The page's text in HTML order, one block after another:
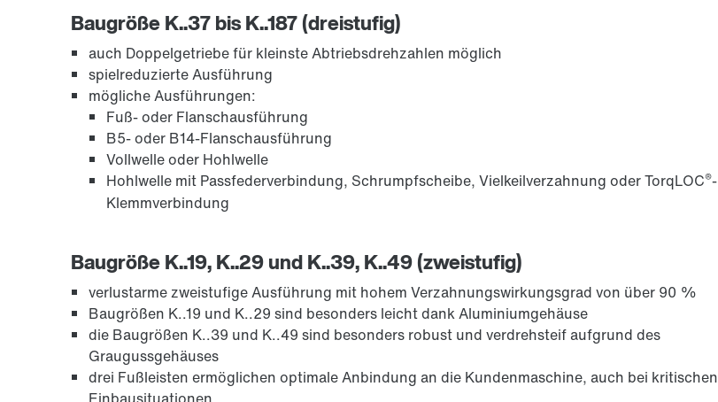
Baugröße K..37 bis K..187 (dreistufig)
auch Doppelgetriebe für kleinste Abtriebsdrehzahlen möglich
spielreduzierte Ausführung
mögliche Ausführungen:
Fuß- oder Flanschausführung
B5- oder B14-Flanschausführung
Vollwelle oder Hohlwelle
Hohlwelle mit Passfederverbindung, Schrumpfscheibe, Vielkeilverzahnung oder TorqLOC®-
Klemmverbindung
Baugröße K..19, K..29 und K..39, K..49 (zweistufig)
verlustarme zweistufige Ausführung mit hohem Verzahnungswirkungsgrad von über 90 %
Baugrößen K..19 und K..29 sind besonders leicht dank Aluminiumgehäuse
die Baugrößen K..39 und K..49 sind besonders robust und verdrehsteif aufgrund des
Graugussgehäuses
drei Fußleisten ermöglichen optimale Anbindung an die Kundenmaschine, auch bei kritischen